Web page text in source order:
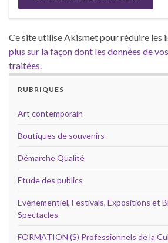
Ce site utilise Akismet pour réduire les
plus sur la façon dont les données de
traitées.
RUBRIQUES
Art contemporain
Boutiques de souvenirs
Démarche Qualité
Etude des publics
Evénementiel, Festivals, Expositions et
Spectacles
FORMATION (S) Professionnels de la